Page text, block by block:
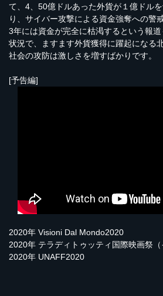
て、4、50億ドルあった外貨が１億ドル
り、サイバー攻撃による資金強奪への警
3年には資金が完全に枯渇するという報
状況で、ますます外貨獲得に躍起になる
社会の攻防は激しさを増すばかりです。
[予告編]
2020年 Visioni Dal Mondo2020
2020年 テラディトゥッティ国際映画祭（
2020年 UNAFF2020